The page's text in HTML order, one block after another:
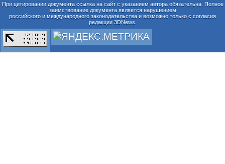
При цитировании документа ссылка на сайт с указанием автора обязательна. Полное
заимствование документа является нарушением
российского и международного законодательства и возможно только с согласия
редакции 3DNews.